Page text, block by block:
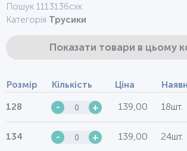
Пошук 1113136схк
Категорія Трусики
Показати товари в цьому
Розмір Кількість Ціна
128 - + 139,00 18шт.
134 - + 139,00 24шт.